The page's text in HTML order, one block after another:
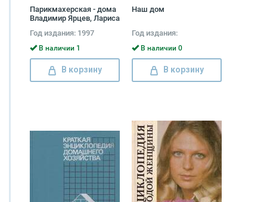
Парикмахерская - дома
Владимир Ярцев, Лариса
Год издания: 1997
В наличии 1
В корзину
Наш дом
Год издания:
В наличии 0
В корзину